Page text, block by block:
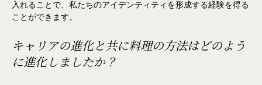
入れることで、私たちのアイデンティティを形成する経験を得る
ことができます。
キャリアの進化と共に料理の方法はどのよう
に進化しましたか？